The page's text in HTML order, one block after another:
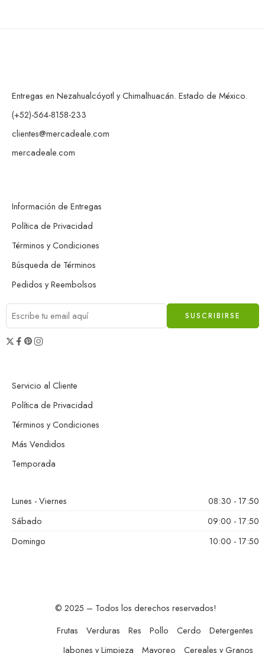
Entregas en Nezahualcóyotl y Chimalhuacán. Estado de México.
(+52)-564-8158-233
clientes@mercadeale.com
mercadeale.com
Información de Entregas
Política de Privacidad
Términos y Condiciones
Búsqueda de Términos
Pedidos y Reembolsos
Servicio al Cliente
Política de Privacidad
Términos y Condiciones
Más Vendidos
Temporada
Lunes - Viernes
08:30 - 17:50
Sábado
09:00 - 17:50
Domingo
10:00 - 17:50
© 2025 – Todos los derechos reservados!
Frutas
Verduras Res Pollo Cerdo
Detergentes
Jabones y Limpieza
Mayoreo Cereales y Granos